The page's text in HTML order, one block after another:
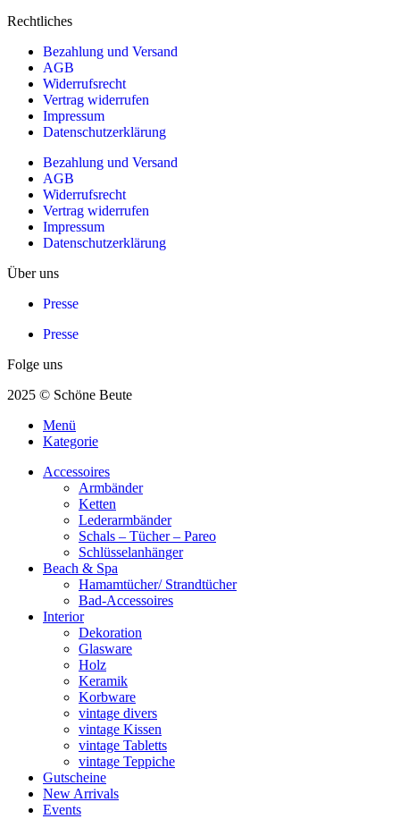
Rechtliches
Bezahlung und Versand
AGB
Widerrufsrecht
Vertrag widerrufen
Impressum
Datenschutzerklärung
Bezahlung und Versand
AGB
Widerrufsrecht
Vertrag widerrufen
Impressum
Datenschutzerklärung
Über uns
Presse
Presse
Folge uns
2025 © Schöne Beute
Menü
Kategorie
Accessoires
Armbänder
Ketten
Lederarmbänder
Schals – Tücher – Pareo
Schlüsselanhänger
Beach & Spa
Hamamtücher/ Strandtücher
Bad-Accessoires
Interior
Dekoration
Glasware
Holz
Keramik
Korbware
vintage divers
vintage Kissen
vintage Tabletts
vintage Teppiche
Gutscheine
New Arrivals
Events